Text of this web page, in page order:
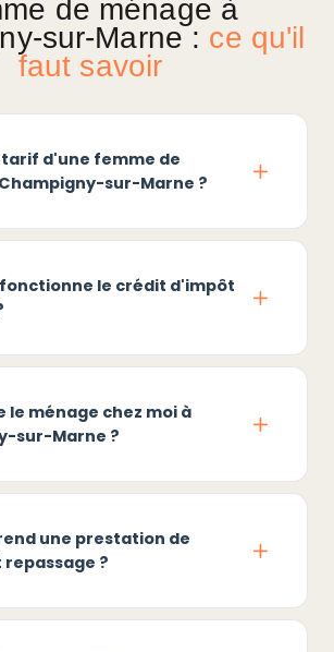
de ménage à
sur-Marne : ce qu'il
faut savoir
tarif d'une femme de
sur-Marne ?
le crédit d'impôt
le ménage chez moi à
sur-Marne ?
une prestation de
?